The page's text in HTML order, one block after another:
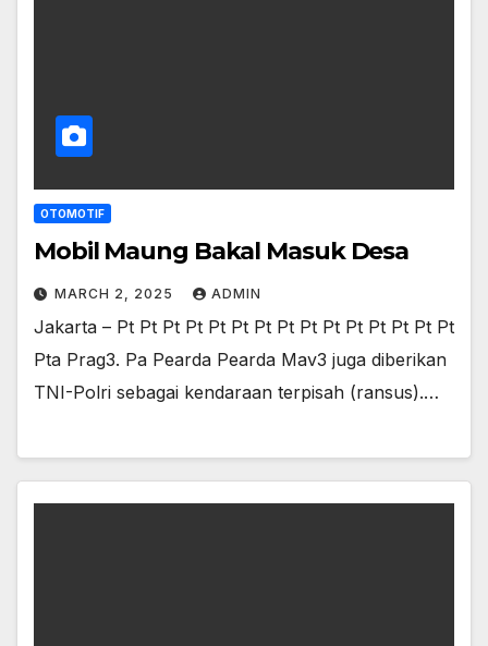
OTOMOTIF
Mobil Maung Bakal Masuk Desa
MARCH 2, 2025 ADMIN
Jakarta – Pt Pt Pt Pt Pt Pt Pt Pt Pt Pt Pt Pt Pt Pt Pt
Pta Prag3. Pa Pearda Pearda Mav3 juga diberikan
TNI-Polri sebagai kendaraan terpisah (ransus).…